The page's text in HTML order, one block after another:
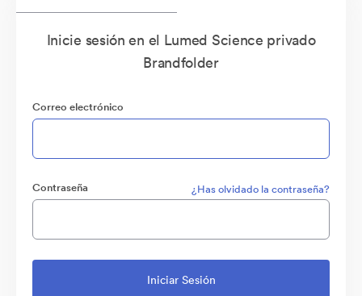
Inicie sesión en el Lumed Science privado
Brandfolder
Correo electrónico
Contraseña ¿Has olvidado la contraseña?